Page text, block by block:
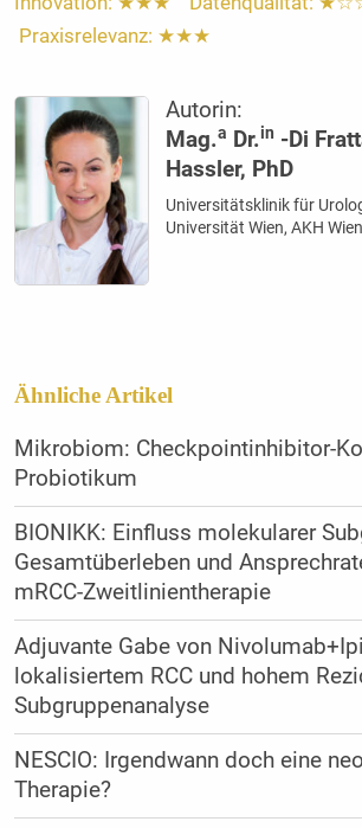
Praxisrelevanz: ★★★
Autorin:
Mag.a Dr.in -Di
Hassler, PhD
Universitätsklinik für
Universität Wien, AKH Wien
Ähnliche Artikel
Mikrobiom: Checkpointinhibitor-
Probiotikum
BIONIKK: Einfluss molekularer
Gesamtüberleben und
mRCC-Zweitlinientherapie
Adjuvante Gabe von
lokalisiertem RCC und hohem
Subgruppenanalyse
NESCIO: Irgendwann doch eine
Therapie?